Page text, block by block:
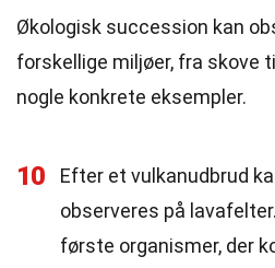
Økologisk succession kan
forskellige miljøer, fra skove
nogle konkrete eksempler.
10
Efter et vulkanudbrud
observeres på
første organismer, der